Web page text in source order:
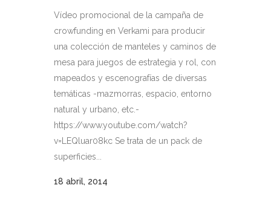
Vídeo promocional de la campaña de
crowfunding en Verkami para producir
una colección de manteles y caminos de
mesa para juegos de estrategia y rol, con
mapeados y escenografías de diversas
temáticas -mazmorras, espacio, entorno
natural y urbano, etc.-
https://www.youtube.com/watch?
v=LEQluar08kc Se trata de un pack de
superficies...
18 abril, 2014